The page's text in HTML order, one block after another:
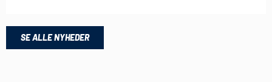
SE ALLE NYHEDER